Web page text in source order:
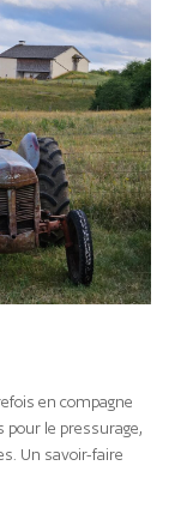
en compagne
pour le pressurage,
Un savoir-faire